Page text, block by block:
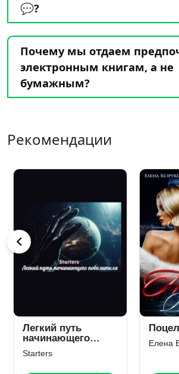
💬?
Почему мы отдаем
электронным книгам, а не
бумажным?
Рекомендации
Легкий путь
начинающего
повелителя
Starters
Елена